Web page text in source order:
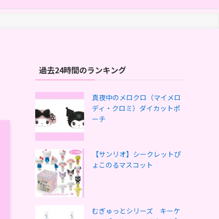
過去24時間のランキング
真夜中のメロクロ（マイメロ
ディ・クロミ）ダイカットポ
ーチ
【サンリオ】シークレットぴ
ょこのるマスコット
むぎゅっとシリーズ キーケ